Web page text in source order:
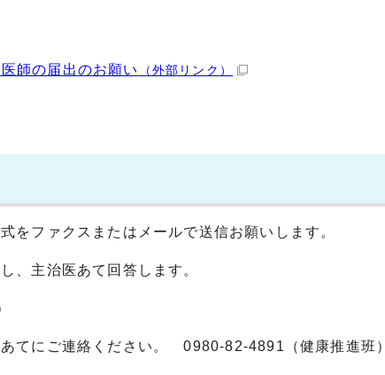
師の届出のお願い （外部リンク）
をファクスまたはメールで送信お願いします。
、主治医あて回答します。
てにご連絡ください。 0980-82-4891（健康推進班）